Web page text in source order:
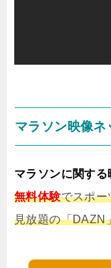
マラソン映像ネ
マラソンに関す
無料体験でスポー
見放題の「DAZN